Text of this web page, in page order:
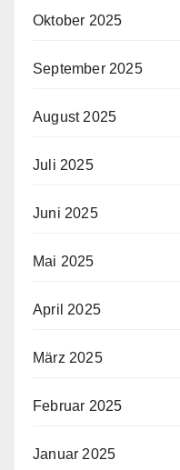
Oktober 2025
September 2025
August 2025
Juli 2025
Juni 2025
Mai 2025
April 2025
März 2025
Februar 2025
Januar 2025